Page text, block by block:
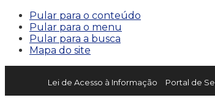
Pular para o conteúdo
Pular para o menu
Pular para a busca
Mapa do site
Lei de Acesso à Informação Portal de